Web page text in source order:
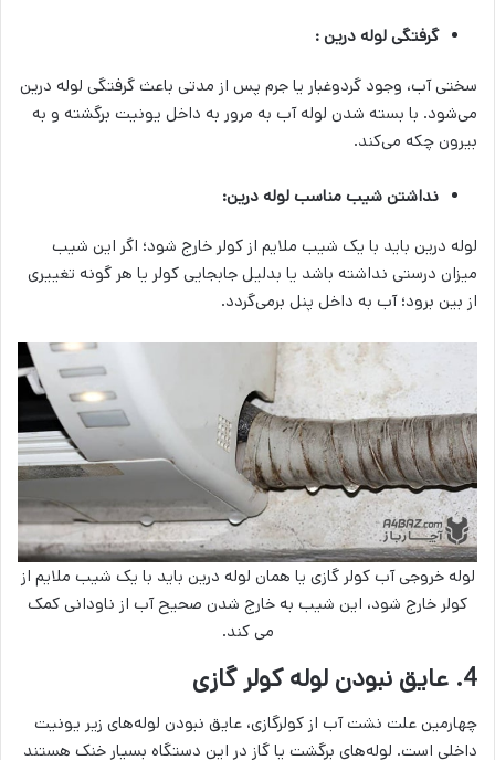
گرفتگی لوله درین :
سختی آب، وجود گردوغبار یا جرم پس از مدتی باعث گرفتگی لوله درین
می‌شود. با بسته شدن لوله آب به مرور به داخل یونیت برگشته و به
بیرون چکه می‌کند.
نداشتن شیب مناسب لوله درین:
لوله درین باید با یک شیب ملایم از کولر خارج شود؛ اگر این شیب
میزان درستی نداشته باشد یا بدلیل جابجایی کولر یا هر گونه تغییری
از بین برود؛ آب به داخل پنل برمی‌گردد.
لوله خروجی آب کولر گازی یا همان لوله درین باید با یک شیب ملایم از
کولر خارج شود، این شیب به خارج شدن صحیح آب از ناودانی کمک
می کند.
4. عایق نبودن لوله کولر گازی
چهارمین علت نشت آب از کولرگازی، عایق نبودن لوله‌های زیر یونیت
داخلی است. لوله‌های برگشت یا گاز در این دستگاه بسیار خنک هستند